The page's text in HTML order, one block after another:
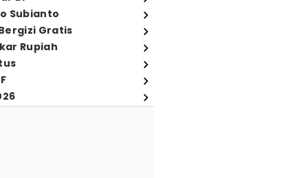
Subianto
Gratis
Rupiah